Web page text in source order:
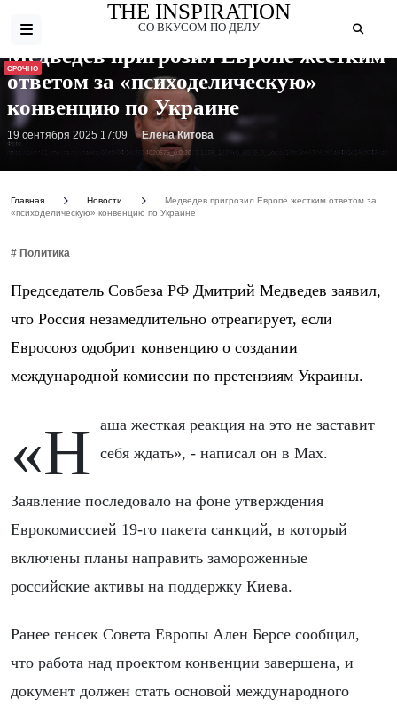
THE INSPIRATION
СО ВКУСОМ ПО ДЕЛУ
СРОЧНО
Фото:
https://cdnn21.img.ria.ru/images/07e9/04/1d/2014020575_0:0:3072:1728_1920x0_80_0_0_1ecb716fe2ee62b6b97a0401d16df042.jpg
Медведев пригрозил Европе жестким
ответом за «психоделическую»
конвенцию по Украине
19 сентября 2025 17:09 Елена Китова
Главная Новости
Медведев пригрозил Европе жестким ответом за
«психоделическую» конвенцию по Украине
# Политика
Председатель Совбеза РФ Дмитрий Медведев заявил,
что Россия незамедлительно отреагирует, если
Евросоюз одобрит конвенцию о создании
международной комиссии по претензиям Украины.
«Наша жесткая реакция на это не заставит себя ждать», - написал он в Max.
Заявление последовало на фоне утверждения
Еврокомиссией 19-го пакета санкций, в который
включены планы направить замороженные
российские активы на поддержку Киева.
Ранее генсек Совета Европы Ален Берсе сообщил,
что работа над проектом конвенции завершена, и
документ должен стать основой международного